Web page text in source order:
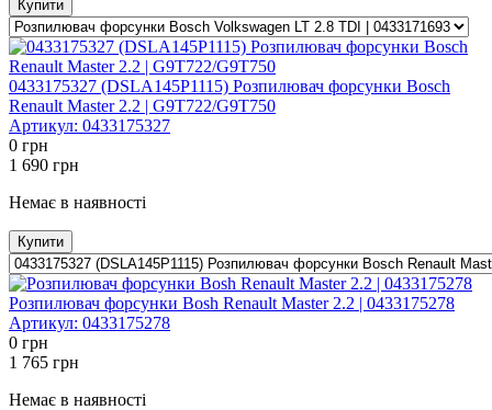
Купити
0433175327 (DSLA145P1115) Розпилювач форсунки Bosсh
Renault Master 2.2 | G9T722/G9T750
Артикул: 0433175327
0 грн
1 690 грн
Немає в наявності
Купити
Розпилювач форсунки Bosh Renault Master 2.2 | 0433175278
Артикул: 0433175278
0 грн
1 765 грн
Немає в наявності